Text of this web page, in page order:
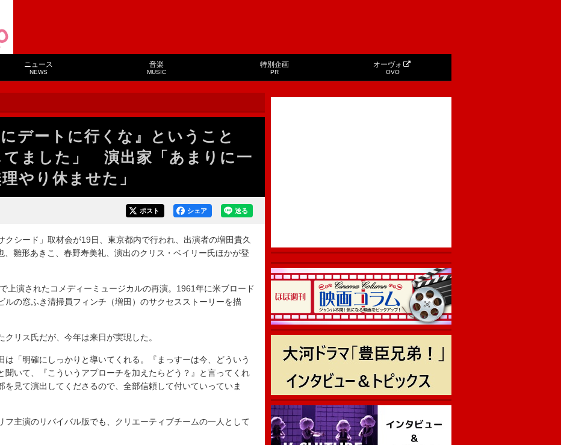
ニュース
NEWS
音楽
MUSIC
特別企画
PR
オーヴォ
OVO
デートに行くな』ということ
てました」 演出家「あまりに一
やり休ませた」
送る
シェア
ポスト
シード」取材会が19日、東京都内で行われ、出演者の増田貴久
、雛形あきこ、春野寿美礼、演出のクリス・ベイリー氏ほかが登
上演されたコメディーミュージカルの再演。1961年に米ブロード
ルの窓ふき清掃員フィンチ（増田）のサクセスストーリーを描
リス氏だが、今年は来日が実現した。
「明確にしっかりと導いてくれる。『まっすーは今、どういう
聞いて、『こういうアプローチを加えたらどう？』と言ってくれ
を見て演出してくださるので、全部信頼して付いていっていま
主演のリバイバル版でも、クリエーティブチームの一人として